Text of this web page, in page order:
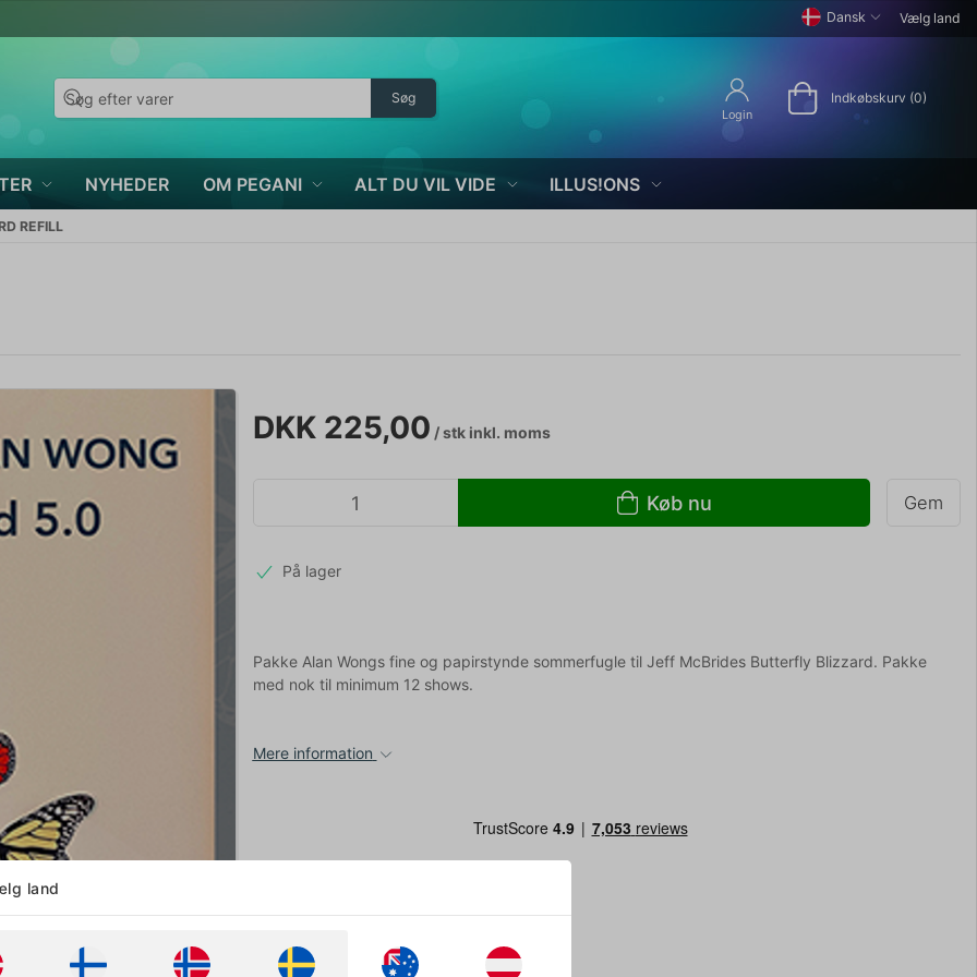
Dansk Vælg land
Søg
Login
Indkøbskurv (0)
NYHEDER OM PEGANI ALT DU VIL VIDE ILLUS!ONS
REFILL
DKK 225,00 / stkinkl. moms
Køb nu Gem
På lager
Pakke Alan Wongs fine og papirstynde sommerfugle til Jeff McBrides Butterfly Blizzard. Pakke
med nok til minimum 12 shows.
Mere information
land